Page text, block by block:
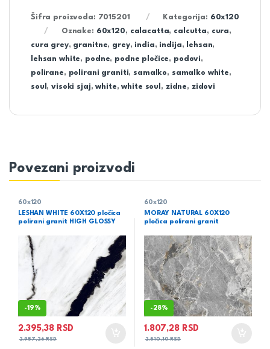
Šifra proizvoda: 7015201 Kategorija: 60x120
Oznake: 60x120, calacatta, calcutta, cura,
cura grey, granitne, grey, india, indija, lehsan,
lehsan white, podne, podne pločice, podovi,
polirane, polirani graniti, samalko, samalko white,
soul ,visoki sjaj,white,white soul , zidne, zidovi
Povezani proizvodi
60x120
LESHAN WHITE 60X120 pločica
polirani granit HIGH GLOSSY
-19%
2.395,38 RSD
2.957,26RSD
60x120
MORAY NATURAL 60X120
pločica polirani granit
-28%
1.807,28 RSD
2.510,10RSD